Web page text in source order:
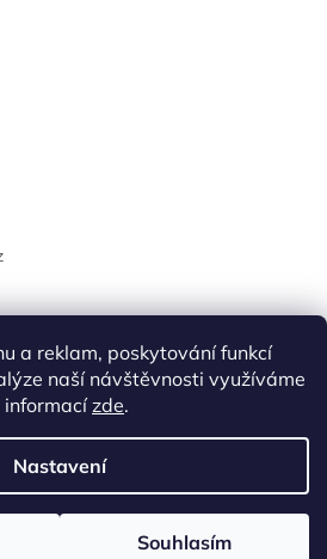
a reklam, poskytování funkcí
naší návštěvnosti využíváme
informacízde.
Nastavení
Souhlasím
výbava
nastavení cookies